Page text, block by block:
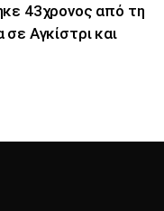
43χρονος από τη
Αγκίστρι και